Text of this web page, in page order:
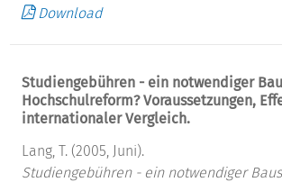
Download
Studiengebühren - ein notwendiger
Hochschulreform? Voraussetzungen,
internationaler Vergleich.
Lang, T. (2005, Juni).
Studiengebühren - ein notwendiger